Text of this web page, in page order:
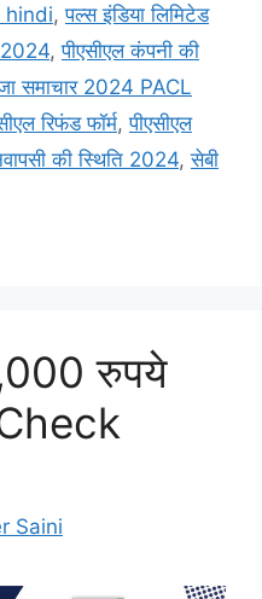
hindi,पल्स इंडिया लिमिटेड
2024,पीएसीएल कंपनी की
समाचार 2024 PACL
रिफंड फॉर्म,पीएसीएल
की स्थिति 2024,सेबी
रुपये
Saini